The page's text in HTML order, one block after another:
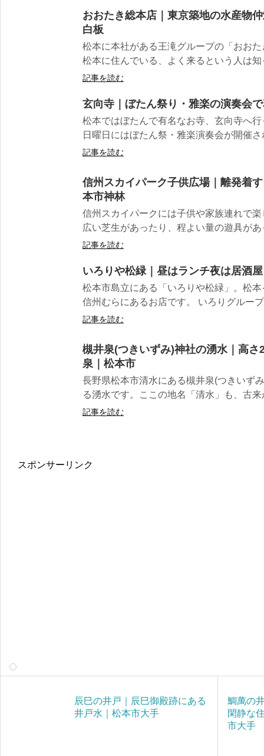
おおたき総本店｜東京築地の水産物
白板
松本に本社がある王滝グループの「おお
松本に住んでいる、よく来るという人は
記事を読む
玄向寺｜ぼたん祭り・雅楽の演奏会
松本ではぼたんで有名なお寺、玄向寺へ
日曜日にはぼたん祭・雅楽演奏会が開催
記事を読む
信州スカイパーク子供広場｜離発着
本市神林
信州スカイパークには子供や家族連れで
広い芝生があったり、程よい量の遊具が
記事を読む
いろりや松緑｜昼はランチ夜は居酒
松本市島立にある「いろりや松緑」。松
信州むらにあるお店です。 いろりグルー
記事を読む
槻井泉(つきいずみ)神社の湧水｜高
泉｜松本市
長野県松本市清水にある槻井泉(つきいず
る湧水です。ここの地名「清水」も、古
記事を読む
スポンサーリンク
辰巳の井戸｜辰巳御殿跡にある
井戸水｜松本市大手
鯛萬の
閑静な
市大手